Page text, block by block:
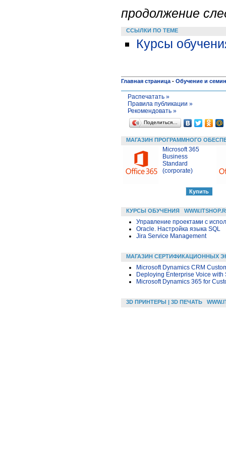
продолжение
ССЫЛКИ ПО ТЕМЕ
Курсы
Главная страница - Обучение и
Распечатать »
Правила публикации »
Рекомендовать »
Поделиться…
МАГАЗИН ПРОГРАММНОГО
Microsoft 365
Business
Standard
(corporate)
КУРСЫ ОБУЧЕНИЯ
Управление проектами с
Oracle. Настройка языка SQL
Jira Service Management
МАГАЗИН СЕРТИФИКАЦИОННЫХ
Microsoft Dynamics CRM
Deploying Enterprise Voice with
Microsoft Dynamics 365 for
3D ПРИНТЕРЫ | 3D ПЕЧАТЬ